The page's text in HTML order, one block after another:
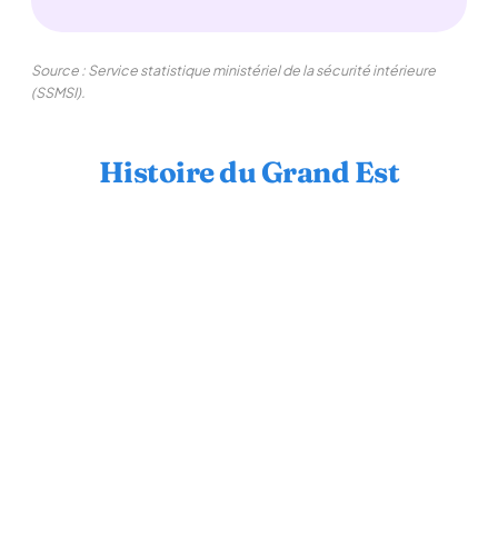
Source : Service statistique ministériel de la sécurité intérieure
(SSMSI).
Histoire du Grand Est